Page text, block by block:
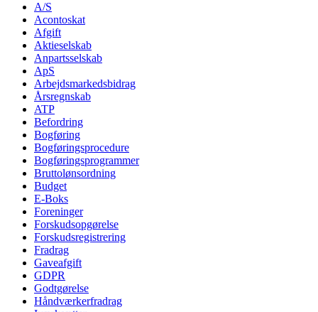
A/S
Acontoskat
Afgift
Aktieselskab
Anpartsselskab
ApS
Arbejdsmarkedsbidrag
Årsregnskab
ATP
Befordring
Bogføring
Bogføringsprocedure
Bogføringsprogrammer
Bruttolønsordning
Budget
E-Boks
Foreninger
Forskudsopgørelse
Forskudsregistrering
Fradrag
Gaveafgift
GDPR
Godtgørelse
Håndværkerfradrag